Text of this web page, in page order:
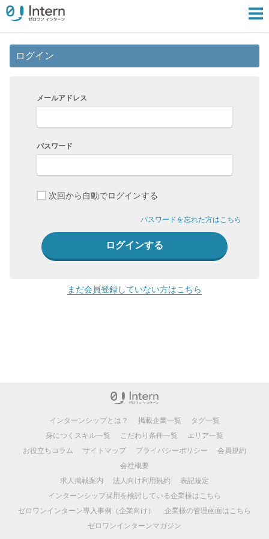
ログイン
メールアドレス
パスワード
次回から自動でログインする
パスワードを忘れた方はこちら
まだ会員登録していない方はこちら
インターンシップとは？ 掲載企業一覧
タグ一覧
身につくスキル一覧
こだわり条件一覧
エリア一覧
お役立ちコラム
サイトマップ プライバシーポリシー
会員規約
会社概要
求人掲載案内
法人向け利用規約
表記規定
インターンシップ採用を検討している企業様はこちら
ゼロワンインターン導入事例（企業向け）
企業様の管理画面はこちら
ゼロワンインターンマガジン